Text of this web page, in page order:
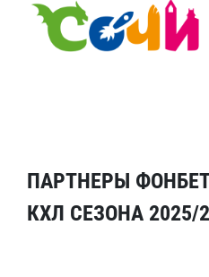
ПАРТНЕРЫ
КХЛ СЕЗОНА 2025/